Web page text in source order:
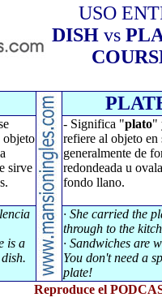
USO
DISH vs
objeto
sirve
- Significa "plato"
refiere al objeto en
generalmente de
redondeada u
fondo llano.
is a
· She carried the
through to the
· Sandwiches are
You don't need a
plate!
Reproduce el